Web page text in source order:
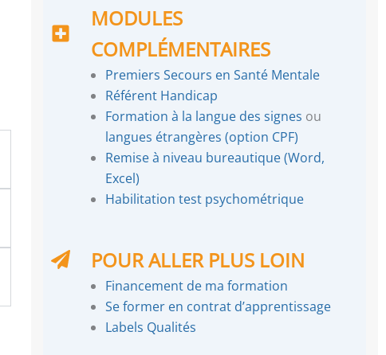
MODULES
COMPLÉMENTAIRES
Premiers Secours en Santé Mentale
Référent Handicap
Formation à la langue des signes ou
langues étrangères (option CPF)
Remise à niveau bureautique (Word,
Excel)
Habilitation test psychométrique
POUR ALLER PLUS LOIN
Financement de ma formation
Se former en contrat d’apprentissage
Labels Qualités